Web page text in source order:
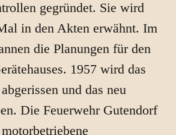
gegründet. Sie wird
in den Akten erwähnt. Im
die Planungen für den
1957 wird das
und das neu
Die Feuerwehr Gutendorf